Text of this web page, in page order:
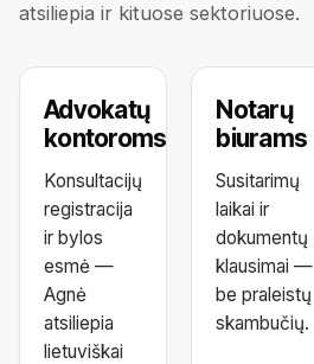
atsiliepia ir kituose sektoriuose.
Advokatų
kontoroms
Konsultacijų
registracija
ir bylos
esmė —
Agnė
atsiliepia
lietuviškai
Notarų
biurams
Susitarimų
laikai ir
dokumentų
klausimai —
be praleistų
skambučių.